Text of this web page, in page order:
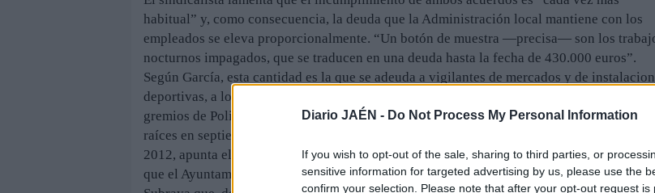
Diario JAÉN - Do Not Process My Personal Information
If you wish to opt-out of the sale, sharing to third parties, or
sensitive information for targeted advertising by us, please use the
confirm your selection. Please note that after your opt-out request is
habitual” y, como consecuencia, la deuda que la Administración local mantiene con los
empleados se eleva proporcionalmente. “Un botón de muestra —precisa— son los
nocturnos impagados, que se traducen en una deuda hasta la fecha de 430.000 euros”.
Según García, esta cantidad es la que se adeuda a vigilantes de mercados y de
deportivas, a los monitores del centro de transeúntes y también a los profesionales de los
gremios de Policía Local y Bomberos. “Excepto” la deuda con los monitores, que hunde
raíces en septiembre de 2011, la que existe con los demás colectivos empezó a crearse en
2012, apunta el sindicalista, que se queja, en un comunicado remitido a esta Redacción,
que el Ayuntamiento “todavía no ha puesto al mismo nivel a empresas y trabajadores”.